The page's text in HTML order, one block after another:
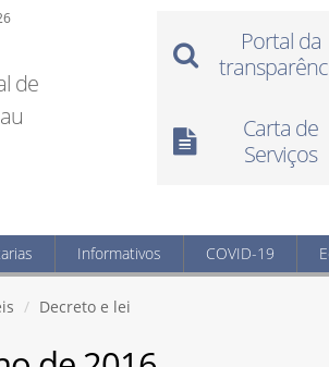
de
Portal da
Carta de
Serviços
Informativos COVID-19
Decreto e lei